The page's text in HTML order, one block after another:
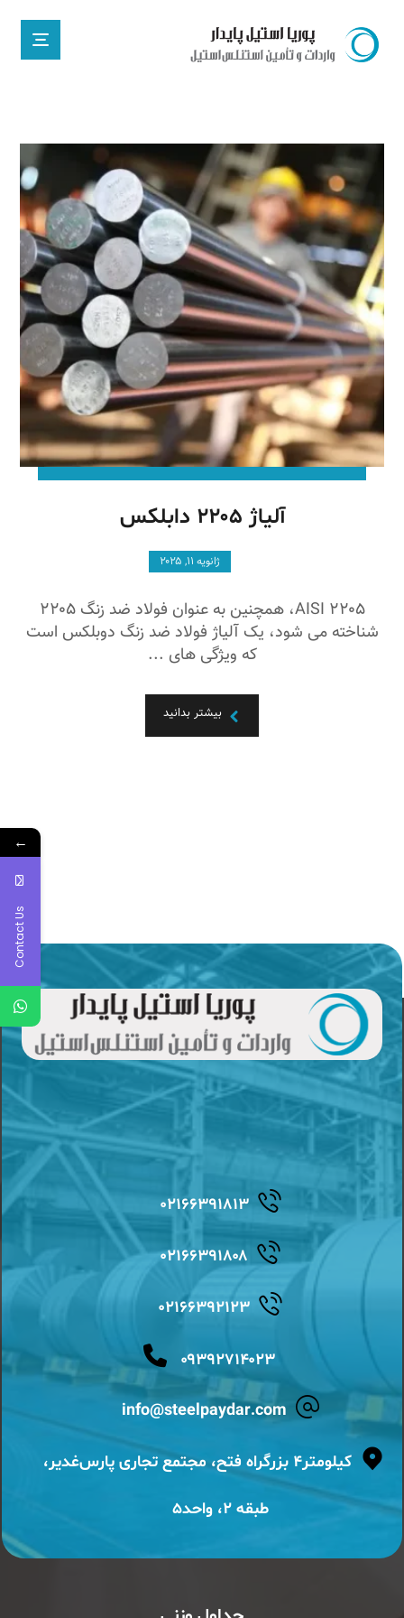
آلیاژ ۲۲۰۵ دابلکس
ژانویه ۱۱, ۲۰۲۵
AISI ۲۲۰۵، همچنین به عنوان فولاد ضد زنگ ۲۲۰۵
شناخته می شود، یک آلیاژ فولاد ضد زنگ دوبلکس است
که ویژگی های ...
بیشتر بدانید
۰۲۱۶۶۳۹۱۸۱۳
۰۲۱۶۶۳۹۱۸۰۸
۰۲۱۶۶۳۹۲۱۲۳
۰۹۳۹۲۷۱۴۰۲۳
info@steelpaydar.com
کیلومتر۴ بزرگراه فتح، مجتمع تجاری پارس‌غدیر،
طبقه ۲، واحد۵
←
Contact Us